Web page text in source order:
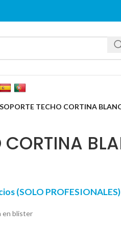
TECHO CORTINA
CORTINA
(SOLO PROFESIONALES)
en blister